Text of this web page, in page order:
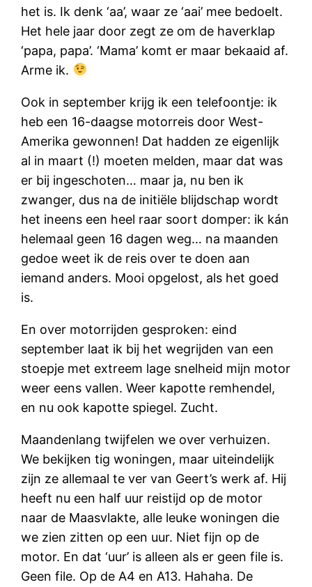
het is. Ik denk ‘aa’, waar ze ‘aai’ mee bedoelt.
Het hele jaar door zegt ze om de haverklap
‘papa, papa’. ‘Mama’ komt er maar bekaaid af.
Arme ik.
Ook in september krijg ik een telefoontje: ik
heb een 16-daagse motorreis door West-
Amerika gewonnen! Dat hadden ze eigenlijk
al in maart (!) moeten melden, maar dat was
er bij ingeschoten… maar ja, nu ben ik
zwanger, dus na de initiële blijdschap wordt
het ineens een heel raar soort domper: ik kán
helemaal geen 16 dagen weg… na maanden
gedoe weet ik de reis over te doen aan
iemand anders. Mooi opgelost, als het goed
is.
En over motorrijden gesproken: eind
september laat ik bij het wegrijden van een
stoepje met extreem lage snelheid mijn motor
weer eens vallen. Weer kapotte remhendel,
en nu ook kapotte spiegel. Zucht.
Maandenlang twijfelen we over verhuizen.
We bekijken tig woningen, maar uiteindelijk
zijn ze allemaal te ver van Geert’s werk af. Hij
heeft nu een half uur reistijd op de motor
naar de Maasvlakte, alle leuke woningen die
we zien zitten op een uur. Niet fijn op de
motor. En dat ‘uur’ is alleen als er geen file is.
Geen file. Op de A4 en A13. Hahaha. De